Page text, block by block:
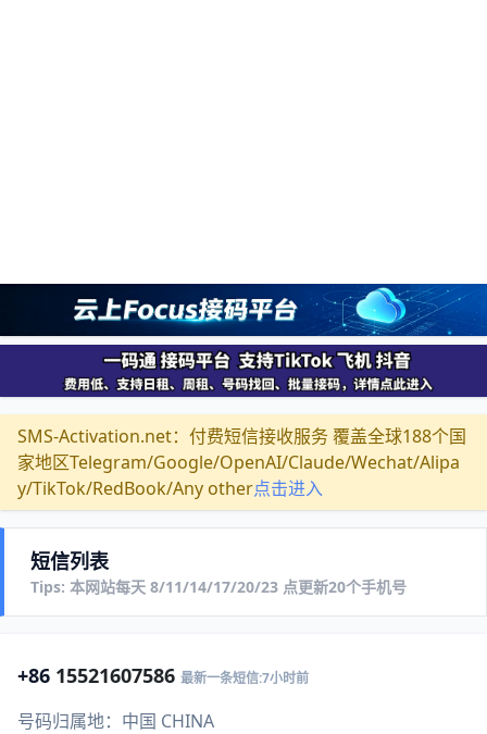
SMS-Activation.net：付费短信接收服务 覆盖全球188个国
家地区Telegram/Google/OpenAI/Claude/Wechat/Alipa
y/TikTok/RedBook/Any other点击进入
短信列表
Tips: 本网站每天 8/11/14/17/20/23 点更新20个手机号
+86 15521607586 最新一条短信:7小时前
号码归属地：中国 CHINA